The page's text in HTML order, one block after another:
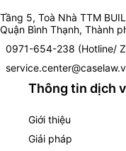
Tầng 5, Toà Nhà TTM
Quận Bình Thạnh, Thành
0971-654-238 (Hotline/
Thông tin dịch
Giới thiệu
Giải pháp